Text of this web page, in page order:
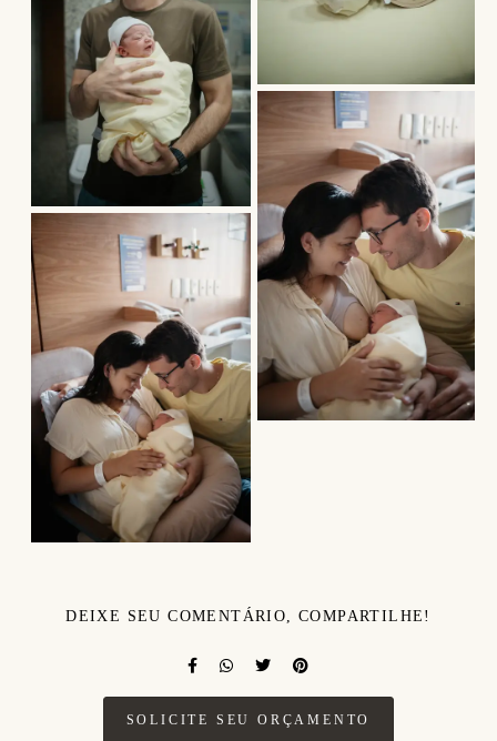
DEIXE SEU COMENTÁRIO, COMPARTILHE!
SOLICITE SEU ORÇAMENTO